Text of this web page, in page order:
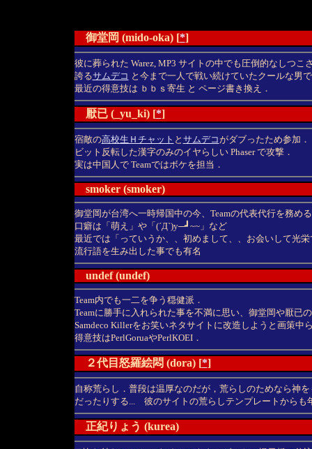
御堂岡 (mido-oka) [*]
彼に葬られた Warez, MP3 サイトの中でも圧倒的なしつこ
誇るサムデコ と今まで一人で戦い続けていたクールな男
最近の得意技は ｂｂｓ寄生 と ページ書き換え．
厭已 (_yu_ki) [*]
宿敵の高校生Ｈチャット と サムデコがダブったため参加．
ビット反転した漢字のみのイヤらしい Phaser で攻撃．
実は中国人で Teamではボケを担当．
smoker (smoker)
御堂岡が台湾へ一時帰国中の今、Teamの代表代行を務め
口癖は「萌え」や「(´Д`)y─┛~~」など
最近では「っていうか、、初めまして、、お会いして光
流行語を生み出した事でも有名
undef (undef)
Team内でも一二を争う穏健派．
Teamに勝手に入れられた事を不満に思い、御堂岡や厭已
Samdeco Killerをお笑いネタサイトに改造しようと画策中
得意技はPerlGoruaやPerlKOEI．
２代目怒羅絵悶 (dora) [*]
自称荒らし．普段は温厚なのだが，荒らしのためなら神
だったりする... 彼のサイトの荒らしテンプレートからも
正紀りょう (kurea)